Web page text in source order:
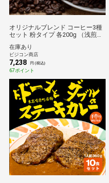
オリジナルブレンド コーヒー3種
セット 粉タイプ 各200g （浅煎
在庫あり
ビジコン商店
7,238 円 (税込)
67ポイント